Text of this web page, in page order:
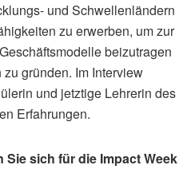
und Schwellenländern
zu erwerben, um zur
beizutragen
gründen. Im Interview
und jetztige Lehrerin des
Erfahrungen.
Sie sich für die Impact Week